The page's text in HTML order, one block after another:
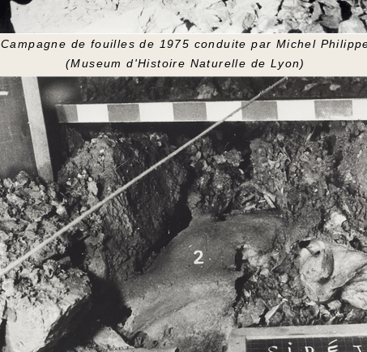
Campagne de fouilles de 1975 conduite par Michel
(Museum d'Histoire Naturelle de Lyon)